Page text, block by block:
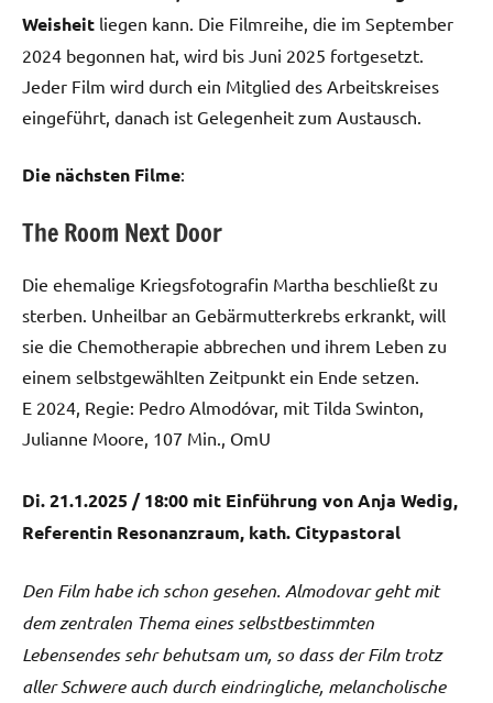
Weisheit liegen kann. Die Filmreihe, die im September
2024 begonnen hat, wird bis Juni 2025 fortgesetzt.
Jeder Film wird durch ein Mitglied des Arbeitskreises
eingeführt, danach ist Gelegenheit zum Austausch.
Die nächsten Filme:
The Room Next Door
Die ehemalige Kriegsfotografin Martha beschließt zu
sterben. Unheilbar an Gebärmutterkrebs erkrankt, will
sie die Chemotherapie abbrechen und ihrem Leben zu
einem selbstgewählten Zeitpunkt ein Ende setzen.
E 2024, Regie: Pedro Almodóvar, mit Tilda Swinton,
Julianne Moore, 107 Min., OmU
Di. 21.1.2025 / 18:00 mit Einführung von Anja Wedig,
Referentin Resonanzraum, kath. Citypastoral
Den Film habe ich schon gesehen. Almodovar geht mit
dem zentralen Thema eines selbstbestimmten
Lebensendes sehr behutsam um, so dass der Film trotz
aller Schwere auch durch eindringliche, melancholische